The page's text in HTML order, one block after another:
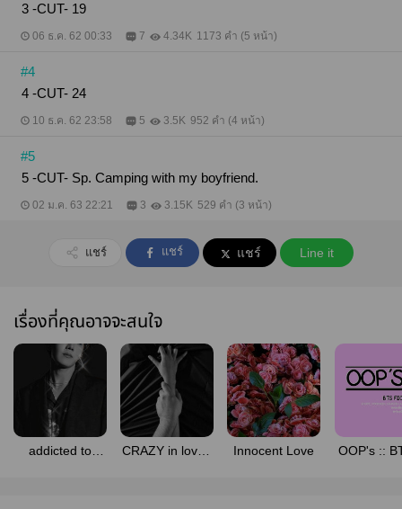
3 -CUT- 19
06 ธ.ค. 62 00:33 7 4.34K 1173 คำ (5 หน้า)
#4
4 -CUT- 24
10 ธ.ค. 62 23:58 5 3.5K 952 คำ (4 หน้า)
#5
5 -CUT- Sp. Camping with my boyfriend.
02 ม.ค. 63 22:21 3 3.15K 529 คำ (3 หน้า)
แชร์ แชร์ แชร์ Line it
เรื่องที่คุณอาจจะสนใจ
addicted to
CRAZY in love -
Innocent Love
OOP's ::